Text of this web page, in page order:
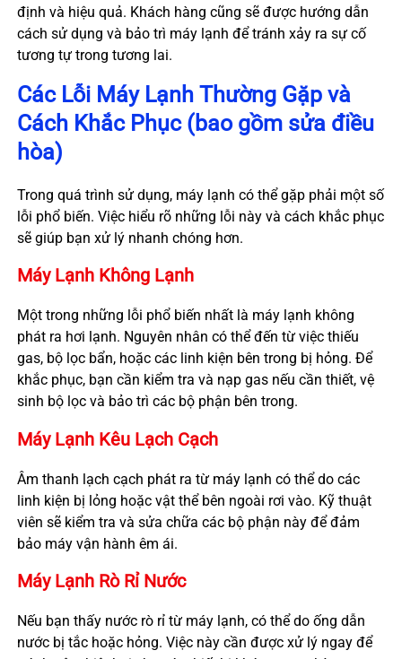
định và hiệu quả. Khách hàng cũng sẽ được hướng dẫn
cách sử dụng và bảo trì máy lạnh để tránh xảy ra sự cố
tương tự trong tương lai.
Các Lỗi Máy Lạnh Thường Gặp và
Cách Khắc Phục (bao gồm sửa điều
hòa)
Trong quá trình sử dụng, máy lạnh có thể gặp phải một số
lỗi phổ biến. Việc hiểu rõ những lỗi này và cách khắc phục
sẽ giúp bạn xử lý nhanh chóng hơn.
Máy Lạnh Không Lạnh
Một trong những lỗi phổ biến nhất là máy lạnh không
phát ra hơi lạnh. Nguyên nhân có thể đến từ việc thiếu
gas, bộ lọc bẩn, hoặc các linh kiện bên trong bị hỏng. Để
khắc phục, bạn cần kiểm tra và nạp gas nếu cần thiết, vệ
sinh bộ lọc và bảo trì các bộ phận bên trong.
Máy Lạnh Kêu Lạch Cạch
Âm thanh lạch cạch phát ra từ máy lạnh có thể do các
linh kiện bị lỏng hoặc vật thể bên ngoài rơi vào. Kỹ thuật
viên sẽ kiểm tra và sửa chữa các bộ phận này để đảm
bảo máy vận hành êm ái.
Máy Lạnh Rò Rỉ Nước
Nếu bạn thấy nước rò rỉ từ máy lạnh, có thể do ống dẫn
nước bị tắc hoặc hỏng. Việc này cần được xử lý ngay để